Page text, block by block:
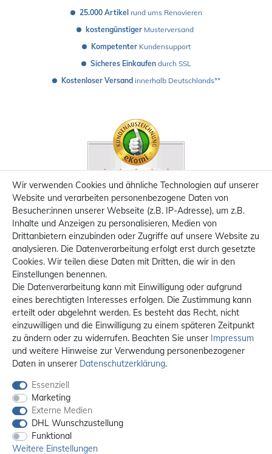
25.000 Artikel rund ums Renovieren
kostengünstiger Musterversand
Kompetenter Kundensupport
Sicheres Einkaufen durch SSL
Kostenloser Versand innerhalb Deutschlands**
Wir verwenden Cookies und ähnliche Technologien auf unserer
Website und verarbeiten personenbezogene Daten von
Besucher:innen unserer Webseite (z.B. IP-Adresse), um z.B.
Inhalte und Anzeigen zu personalisieren, Medien von
Drittanbietern einzubinden oder Zugriffe auf unsere Website zu
analysieren. Die Datenverarbeitung erfolgt erst durch gesetzte
Cookies. Wir teilen diese Daten mit Dritten, die wir in den
Einstellungen benennen.
Die Datenverarbeitung kann mit Einwilligung oder aufgrund
eines berechtigten Interesses erfolgen. Die Zustimmung kann
erteilt oder abgelehnt werden. Es besteht das Recht, nicht
einzuwilligen und die Einwilligung zu einem späteren Zeitpunkt
zu ändern oder zu widerrufen. Beachten Sie unser Impressum
und weitere Hinweise zur Verwendung personenbezogener
Daten in unserer Daten­schutz­erklärung.
Essenziell
Marketing
Externe Medien
DHL Wunschzustellung
Funktional
Weitere Einstellungen